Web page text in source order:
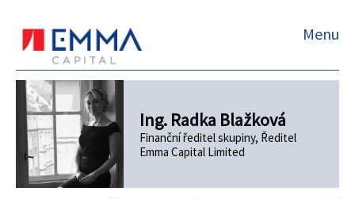
Menu
Ing. Radka Blažková
Finanční ředitel skupiny, Ředitel
Emma Capital Limited